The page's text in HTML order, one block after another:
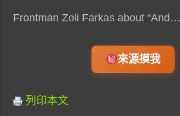
Frontman Zoli Farkas about “And…
來源摸我
列印本文